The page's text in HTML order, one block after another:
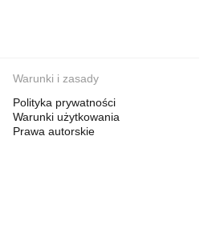
Warunki i zasady
Polityka prywatności
Warunki użytkowania
Prawa autorskie